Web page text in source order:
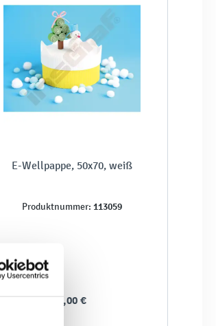
E-Wellpappe, 50x70, weiß
Produktnummer: 113059
3,00 €